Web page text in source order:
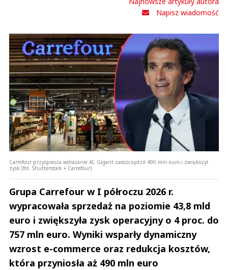
Napisz wiadomość
Carrefour przyspiesza wdrażanie AI. Gigant zaoszczędził 490 mln euro i zwiększył
zysk (fot. Shutterstock + Carrefour)
Grupa Carrefour w I półroczu 2026 r.
wypracowała sprzedaż na poziomie 43,8 mld
euro i zwiększyła zysk operacyjny o 4 proc. do
757 mln euro. Wyniki wsparły dynamiczny
wzrost e-commerce oraz redukcja kosztów,
która przyniosła aż 490 mln euro